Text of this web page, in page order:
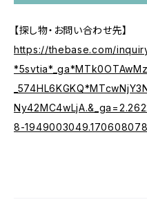
【探し物・お問い合わせ先】
https://thebase.com/
8-